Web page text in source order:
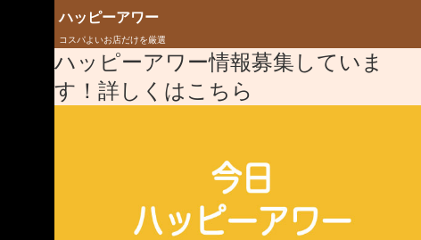
ハッピーアワー
コスパよいお店だけを厳選
ハッピーアワー情報募集していま
す！詳しくはこちら